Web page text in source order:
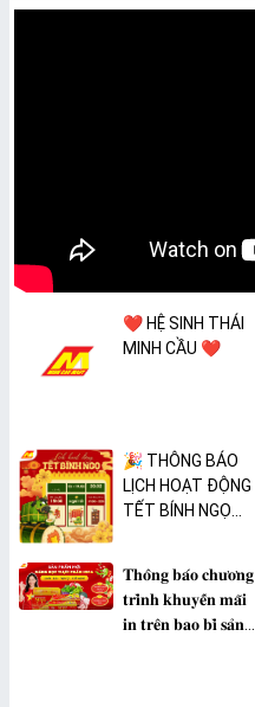
❤️ HỆ SINH THÁI
MINH CẦU ❤️
🎉 THÔNG BÁO
LỊCH HOẠT ĐỘNG
TẾT BÍNH NGỌ
𝐓𝐡𝐨̂𝐧𝐠 𝐛𝐚́𝐨 𝐜𝐡𝐮̛𝐨̛𝐧𝐠
𝐭𝐫𝐢̀𝐧𝐡 𝐤𝐡𝐮𝐲𝐞̂́𝐧 𝐦𝐚̃𝐢
𝐢𝐧 𝐭𝐫𝐞̂𝐧 𝐛𝐚𝐨 𝐛𝐢̀ 𝐬𝐚̉𝐧